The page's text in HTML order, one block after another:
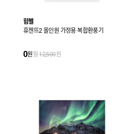
힘펠
휴젠뜨2 올인원 가정용 복합환풍기
0원월12,500원